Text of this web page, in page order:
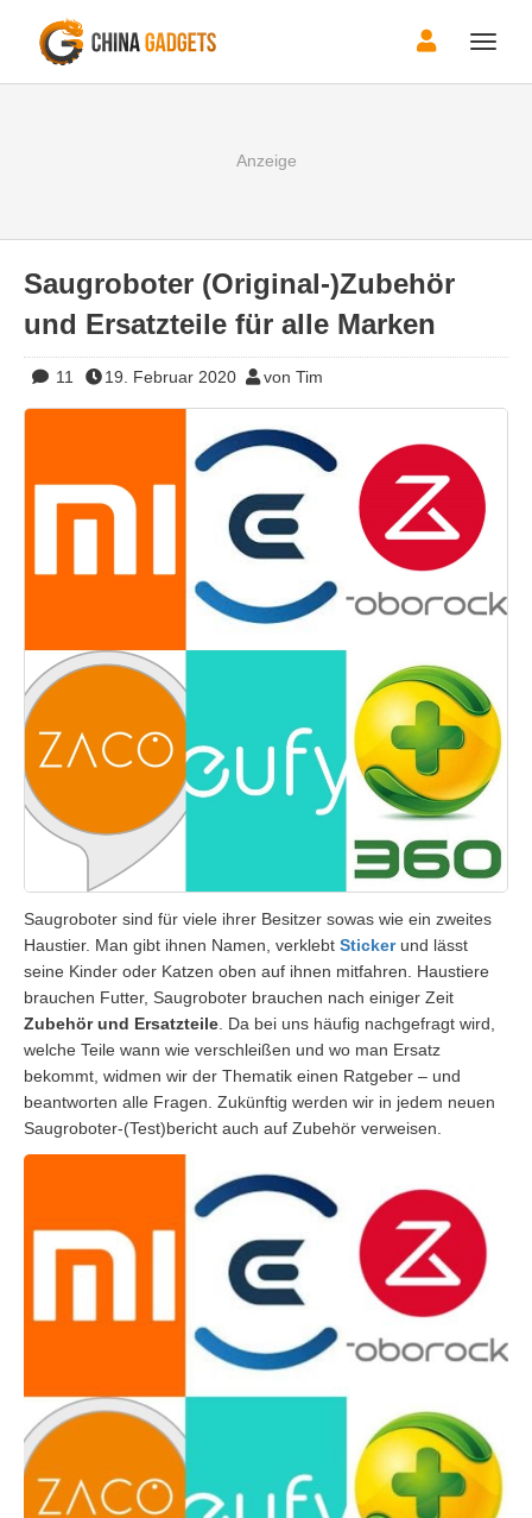
Toggle
Saugroboter (Original-)Zubehör
und Ersatzteile für alle Marken
11 19. Februar 2020 von Tim
Saugroboter sind für viele ihrer Besitzer sowas wie ein zweites
Haustier. Man gibt ihnen Namen, verklebt Stickerund lässt
seine Kinder oder Katzen oben auf ihnen mitfahren. Haustiere
brauchen Futter, Saugroboter brauchen nach einiger Zeit
Zubehör und Ersatzteile . Da bei uns häufig nachgefragt wird,
welche Teile wann wie verschleißen und wo man Ersatz
bekommt, widmen wir der Thematik einen Ratgeber – und
beantworten alle Fragen. Zukünftig werden wir in jedem neuen
Saugroboter-(Test)bericht auch auf Zubehör verweisen.